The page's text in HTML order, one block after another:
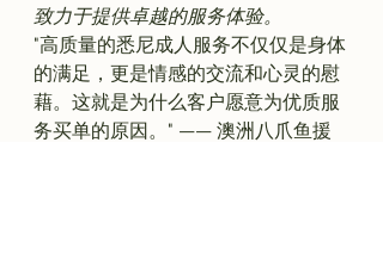
致力于提供卓越的服务体验。
"高质量的悉尼成人服务不仅仅是身体
的满足，更是情感的交流和心灵的慰
藉。这就是为什么客户愿意为优质服
务买单的原因。" —— 澳洲八爪鱼援